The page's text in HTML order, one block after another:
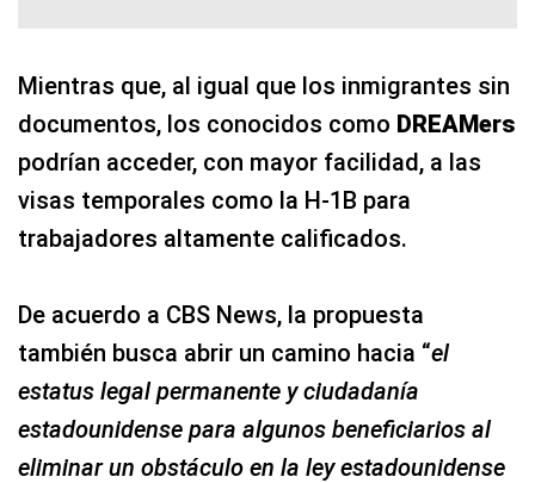
Mientras que, al igual que los inmigrantes sin
documentos, los conocidos como DREAMers
podrían acceder, con mayor facilidad, a las
visas temporales como la H-1B para
trabajadores altamente calificados.
De acuerdo a CBS News, la propuesta
también busca abrir un camino hacia “el
estatus legal permanente y ciudadanía
estadounidense para algunos beneficiarios al
eliminar un obstáculo en la ley estadounidense